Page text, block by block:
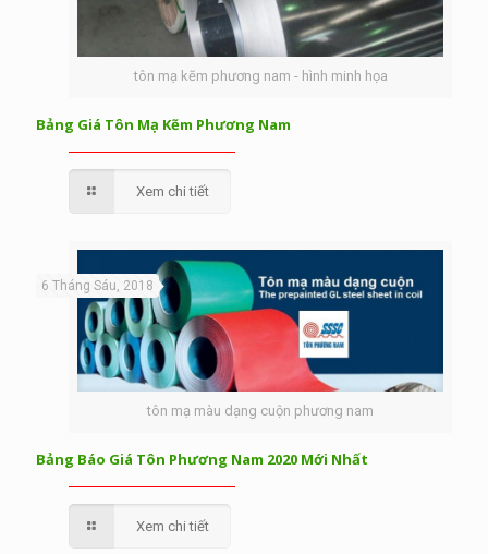
tôn mạ kẽm phương nam - hình minh họa
Bảng Giá Tôn Mạ Kẽm Phương Nam
Xem chi tiết
tôn mạ màu dạng cuộn phương nam
6 Tháng Sáu, 2018
Bảng Báo Giá Tôn Phương Nam 2020 Mới Nhất
Xem chi tiết